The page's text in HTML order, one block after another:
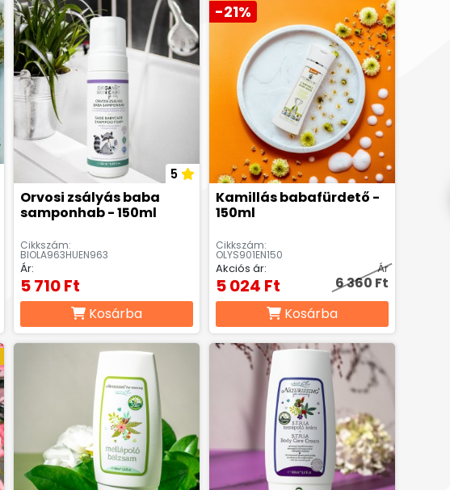
5
Orvosi zsályás baba
samponhab - 150ml
Cikkszám:
BIOLA963HUEN963
Ár:
5 710 Ft
Kosárba
-21%
Kamillás babafürdető -
150ml
Cikkszám:
OLYS901EN150
Akciós ár:
5 024 Ft
Ár
6 360 Ft
Kosárba